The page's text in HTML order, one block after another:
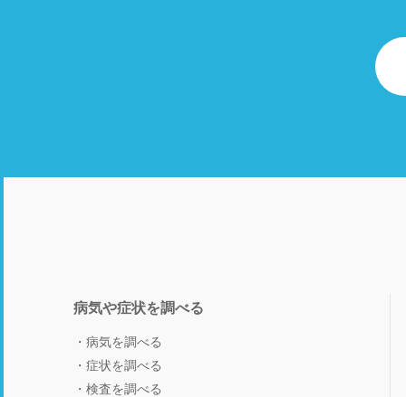
病気や症状を調べる
病気を調べる
症状を調べる
検査を調べる